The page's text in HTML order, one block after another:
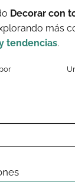
Decorar con
más
tendencias.